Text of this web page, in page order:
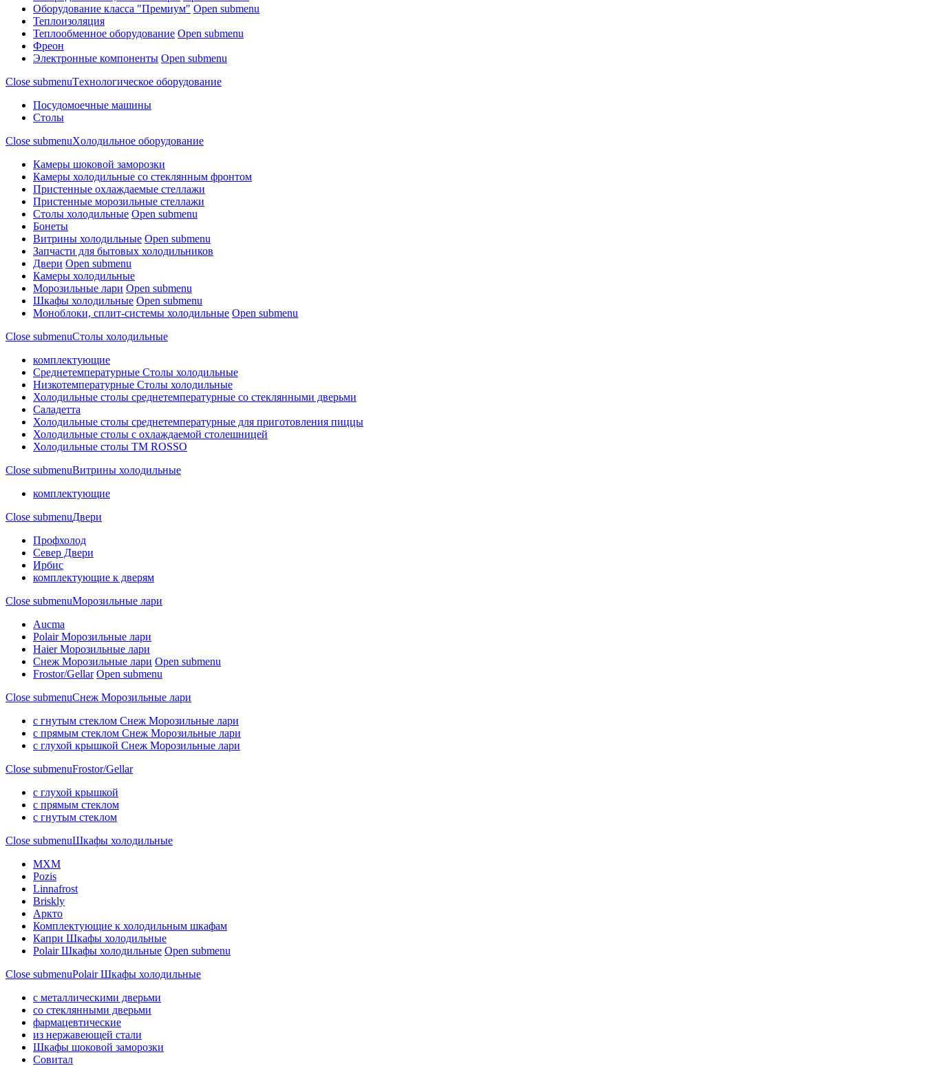
Оборудование класса "Премиум" Open submenu
Теплоизоляция
Теплообменное оборудование Open submenu
Фреон
Электронные компоненты Open submenu
Close submenuTехнологическое оборудование
Посудомоечные машины
Столы
Close submenuXолодильное оборудование
Камеры шоковой заморозки
Камеры холодильные со стеклянным фронтом
Пристенные охлаждаемые стеллажи
Пристенные морозильные стеллажи
Столы холодильные Open submenu
Бонеты
Витрины холодильные Open submenu
Запчасти для бытовых холодильников
Двери Open submenu
Камеры холодильные
Морозильные лари Open submenu
Шкафы холодильные Open submenu
Моноблоки, сплит-системы холодильные Open submenu
Close submenuСтолы холодильные
комплектующие
Среднетемпературные Столы холодильные
Низкотемпературные Столы холодильные
Холодильные столы среднетемпературные со стеклянными дверьми
Саладетта
Холодильные столы среднетемпературные для приготовления пиццы
Холодильные столы с охлаждаемой столешницей
Холодильные столы ТМ ROSSO
Close submenuВитрины холодильные
комплектующие
Close submenuДвери
Профхолод
Север Двери
Ирбис
комплектующие к дверям
Close submenuМорозильные лари
Aucma
Polair Морозильные лари
Haier Морозильные лари
Снеж Морозильные лари Open submenu
Frostor/Gellar Open submenu
Close submenuСнеж Морозильные лари
с гнутым стеклом Снеж Морозильные лари
с прямым стеклом Снеж Морозильные лари
с глухой крышкой Снеж Морозильные лари
Close submenuFrostor/Gellar
с глухой крышкой
с прямым стеклом
с гнутым стеклом
Close submenuШкафы холодильные
МХМ
Pozis
Linnafrost
Briskly
Аркто
Комплектующие к холодильным шкафам
Капри Шкафы холодильные
Polair Шкафы холодильные Open submenu
Close submenuPolair Шкафы холодильные
с металлическими дверьми
со стеклянными дверьми
фармацевтические
из нержавеющей стали
Шкафы шоковой заморозки
Совитал